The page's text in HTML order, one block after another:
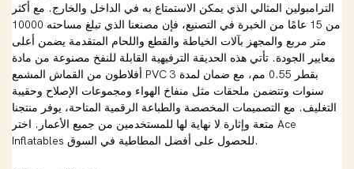
الترامبولين المثالي الذي يمكن الاستمتاع به في الداخل والخارج. مع أكثر
من 15 عامًا من الخبرة في التصنيع، فإن مصنعنا الذي تبلغ مساحته 10000
متر مربع والمجهز بآلات الخياطة والقطع واللحام المتقدمة يضمن أعلى
معايير الجودة. تأتي هذه الحديقة الترفيهية القابلة للنفخ مصنوعة من مادة
أفلاطون من القماش المشمع PVC بقطر 0.55 مم، مع ضمان لمدة 3
سنوات وتتضمن ملحقات مثل منفاخ الهواء ومجموعات الإصلاح وحقيبة
التغليف. مع التصميمات المخصصة والطباعة الرقمية المتاحة، يوفر منتجنا
متعة وإثارة لا نهاية لها للمستخدمين من جميع الأعمار. اختر Ace
Inflatables للحصول على أفضل المطاطية في السوق.